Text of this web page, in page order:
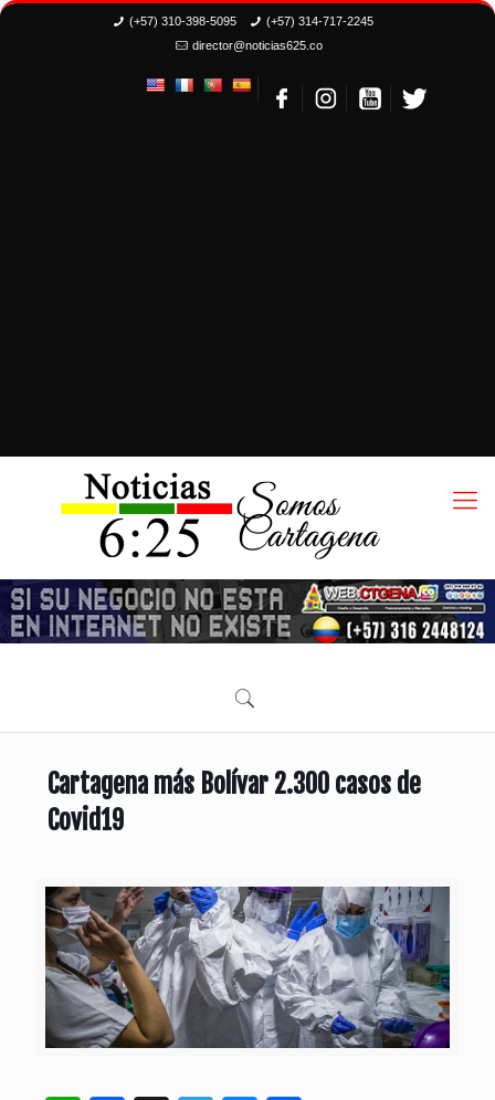
(+57) 310-398-5095
(+57) 314-717-2245
director@noticias625.co
Cartagena más Bolívar 2.300 casos de
Covid19